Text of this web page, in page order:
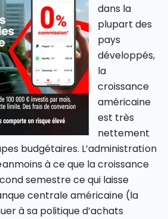
dans la
plupart des
pays
développés,
la
croissance
américaine
est très
nettement
budgétaires. L’administration
à ce que la croissance
semestre ce qui laisse
centrale américaine (la
à sa politique d’achats